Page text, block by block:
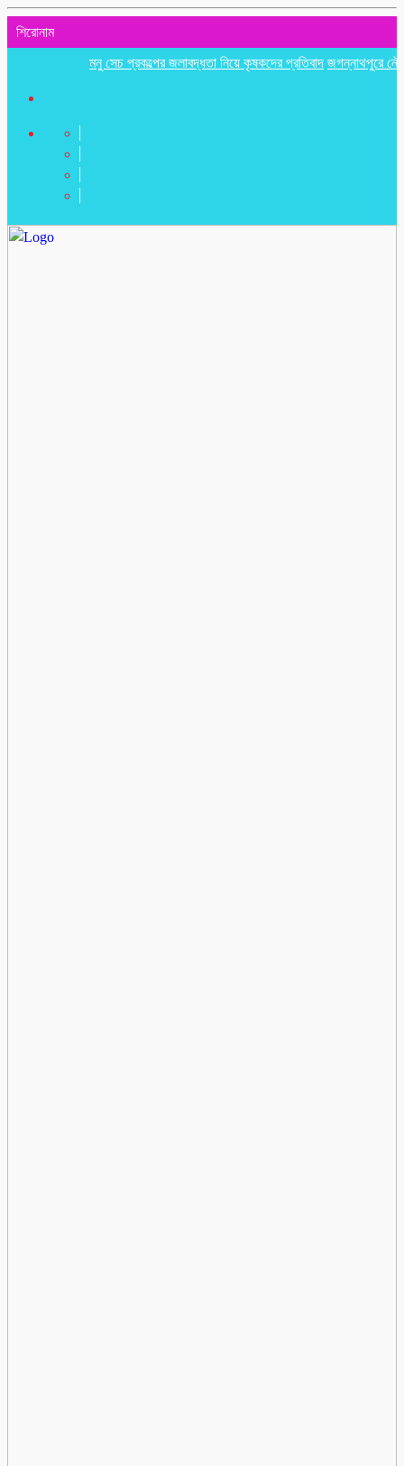
শিরোনাম
মনু সেচ প্রকল্পের জলাবদ্ধতা নিয়ে কৃষকদের প্রতিবাদ জগন্নাথপুরে নৌকা ডুবিতে